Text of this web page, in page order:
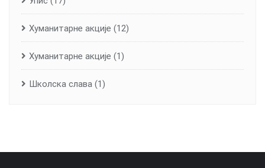
Хуманитарне aкције (12)
Хуманитарне акције (1)
Школска слава (1)